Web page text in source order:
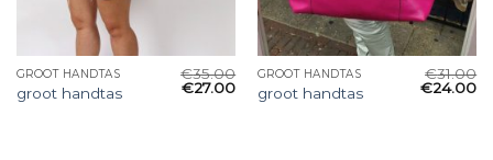
GROOT HANDTAS
groot handtas
€35.00
€27.00
GROOT HANDTAS
groot handtas
€31.00
€24.00